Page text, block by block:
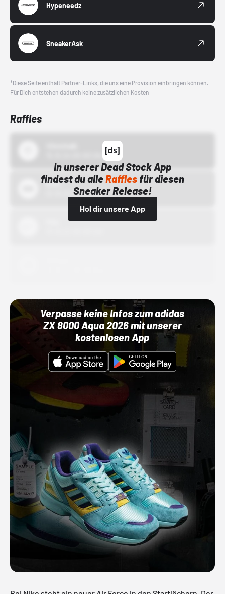
Hypeneedz
SneakerAsk
*Diese Seite enthält Partner-Links, die uns eine Provision einbringen können.
Für Dich entstehen dadurch keine zusätzlichen Kosten.
Raffles
In unserer Dead Stock App
findest du alleRafflesfür diesen
Sneaker Release!
Hol dir unsere App
Bstn
01.10.22 00:00 Uhr
Verpasse keine Infos zum adidas
ZX 8000 Aqua 2026 mit unserer
kostenlosen App